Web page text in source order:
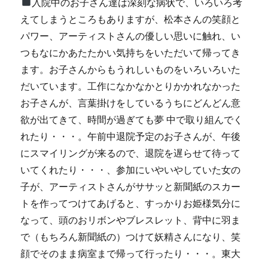
えてしまうところもありますが、松本さんの笑顔と
パワー、アーティストさんの優しい思いに触れ、い
つもなにかあたたかい気持ちをいただいて帰ってき
ます。お子さんからもうれしいものをいろいろいた
だいています。工作になかなかとりかかれなかった
お子さんが、言葉掛けをしているうちにどんどん意
欲が出てきて、時間が過ぎても夢 中で取り組んでく
れたり・・・。午前中退院予定のお子さんが、午後
にスマイリングが来るので、退院を遅らせて待って
いてくれたり・・・、参加にいやいやしていた女の
子が、アーティストさんがササッと新聞紙のスカー
トを作ってつけてあげると、すっかりお姫様気分に
なって、頭のおリボンやブレスレット、背中に羽ま
で（もちろん新聞紙の）つけて妖精さんになり、笑
顔でそのまま病室まで帰って行ったり・・・。東大